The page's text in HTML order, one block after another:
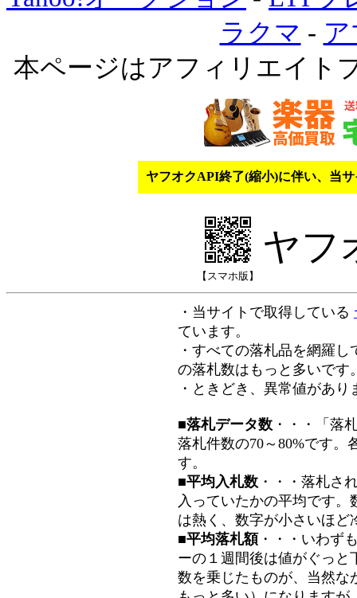
ラクマ -
本ページはアフィリエイト
ヤフオクAPI終了(縮小)に伴い、当
【スマホ版】
ヤフ
・当サイトで取得している
ています。
・すべての落札品を網羅
の落札数はもっと多いです
・ときどき、異常値があ
■落札データ数 ・・・「落
落札件数の70～80%です。
す。
■平均入札数 ・・・落札さ
入っていたかの平均です
は熱く、数字が小さいほど
■平均落札額 ・・・いわず
ーの１週間後は値がぐっと
数を乗じたものが、当然な